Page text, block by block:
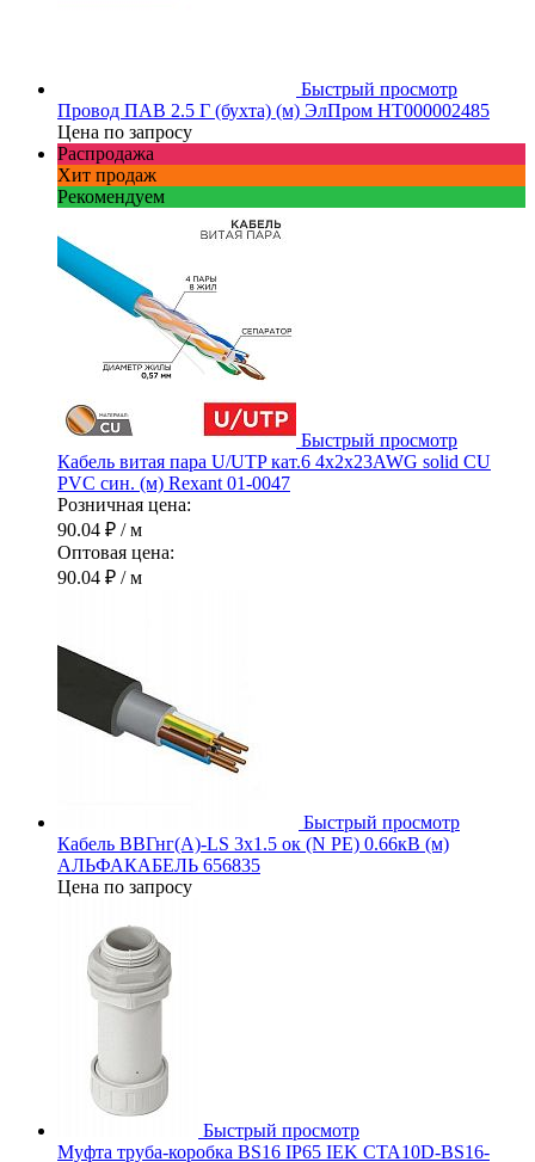
Быстрый просмотр
Провод ПАВ 2.5 Г (бухта) (м) ЭлПром НТ000002485
Цена по запросу
Распродажа
Хит продаж
Рекомендуем
Быстрый просмотр
Кабель витая пара U/UTP кат.6 4х2х23AWG solid CU
PVC син. (м) Rexant 01-0047
Розничная цена:
90.04 ₽ / м
Оптовая цена:
90.04 ₽ / м
Быстрый просмотр
Кабель ВВГнг(А)-LS 3х1.5 ок (N PE) 0.66кВ (м)
АЛЬФАКАБЕЛЬ 656835
Цена по запросу
Быстрый просмотр
Муфта труба-коробка BS16 IP65 IEK CTA10D-BS16-